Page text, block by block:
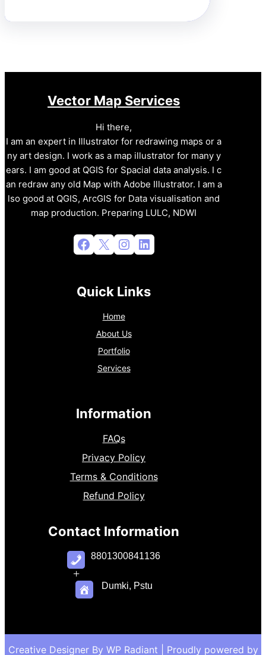
Vector Map Services
Hi there,
I am an expert in Illustrator for redrawing maps or a
ny art design. I work as a map illustrator for many y
ears. I am good at QGIS for Spacial data analysis. I c
an redraw any old Map with Adobe Illustrator. I am a
lso good at QGIS, ArcGIS for Data visualisation and
map production. Preparing LULC, NDWI
Facebook X Instagram LinkedIn
Quick Links
Home
About Us
Portfolio
Services
Information
FAQs
Privacy Policy
Terms & Conditions
Refund Policy
Contact Information
+
8801300841136
Dumki, Pstu
Creative Designer By WP Radiant | Proudly powered by